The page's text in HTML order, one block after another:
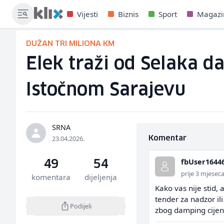
Vijesti Biznis Sport
DUŽAN TRI MILIONA KM
Elek traži od Selaka
Istočnom Sarajevu
SRNA
23.04.2026.
49
komentara
54
dijeljenja
Podijeli
Komentar
prije 3 mjeseca
Kako vas nije stid,
tender za nadzor
zbog damping